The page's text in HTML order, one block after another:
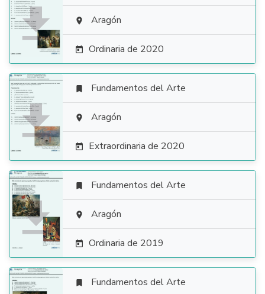
  Aragón
 Ordinaria de 2020

 Fundamentos del Arte
 Aragón
 Extraordinaria de 2020

 Fundamentos del Arte
 Aragón
 Ordinaria de 2019
 Fundamentos del Arte